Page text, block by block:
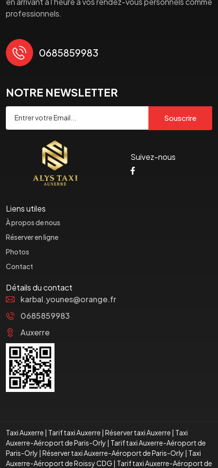
professionnels.
0685859983
NOTRE NEWSLETTER
Souscrire
Suivez-nous
Liens utiles
À propos de nous
Réserver en ligne
Photos
Contact
Détails du contact
karbal.younes@orange.fr
0685859983
Auxerre
Taxi Auxerre | Tarif taxi Auxerre | Réserver taxi Auxerre | Taxi
Auxerre-Aéroport de Paris-Orly | Tarif taxi Auxerre-Aéroport de
Paris-Orly | Réserver taxi Auxerre-Aéroport de Paris-Orly | Taxi
Auxerre-Aéroport de Roissy CDG | Tarif taxi Auxerre-Aéroport de